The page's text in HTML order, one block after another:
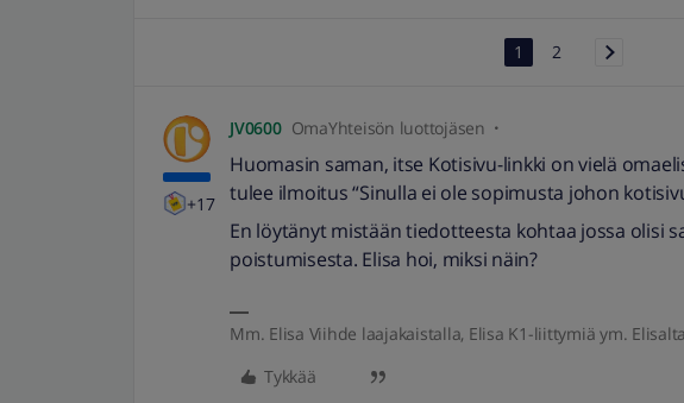
1 2
+17
JV0600 OmaYhteisön luottojäsen
Huomasin saman, itse Kotisivu-linkki on vielä
tulee ilmoitus “Sinulla ei ole sopimusta johon
En löytänyt mistään tiedotteesta kohtaa jossa olisi
poistumisesta. Elisa hoi, miksi näin?
Mm. Elisa Viihde laajakaistalla, Elisa K1-liittymiä ym. Elisalta
Tykkää